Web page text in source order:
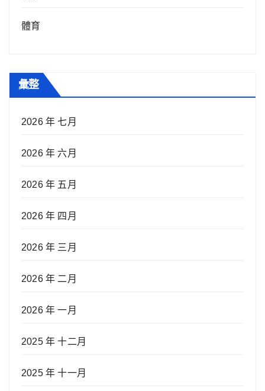
體育
彙整
2026 年 七月
2026 年 六月
2026 年 五月
2026 年 四月
2026 年 三月
2026 年 二月
2026 年 一月
2025 年 十二月
2025 年 十一月